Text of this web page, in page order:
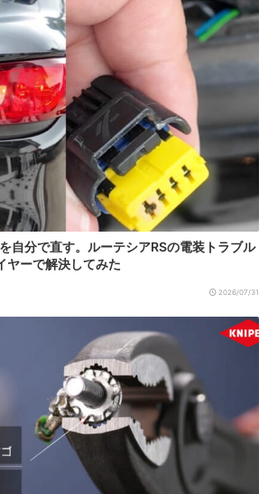
自分で直す。ルーテシアRSの電装トラブル
ヤーで解決してみた
2026/07/31